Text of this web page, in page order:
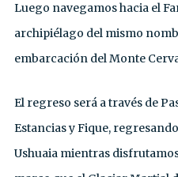
Luego navegamos hacia el
archipiélago del mismo
embarcación del Monte
El regreso será a través de
Estancias y Fique,
Ushuaia mientras